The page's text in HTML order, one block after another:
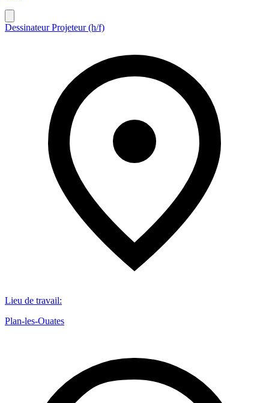
Dessinateur Projeteur (h/f)
Lieu de travail:
Plan-les-Ouates